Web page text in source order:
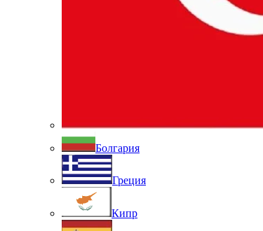
Болгария
Греция
Кипр